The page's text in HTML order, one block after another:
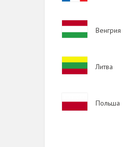
Image
Венгрия
Image
Литва
Польша